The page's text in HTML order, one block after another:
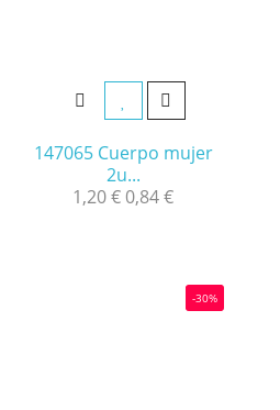
147065 Cuerpo mujer
2u...
1,20 € 0,84 €
-30%